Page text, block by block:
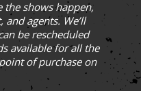
the shows happen,
agents. We’ll
be rescheduled
available for all the
of purchase on